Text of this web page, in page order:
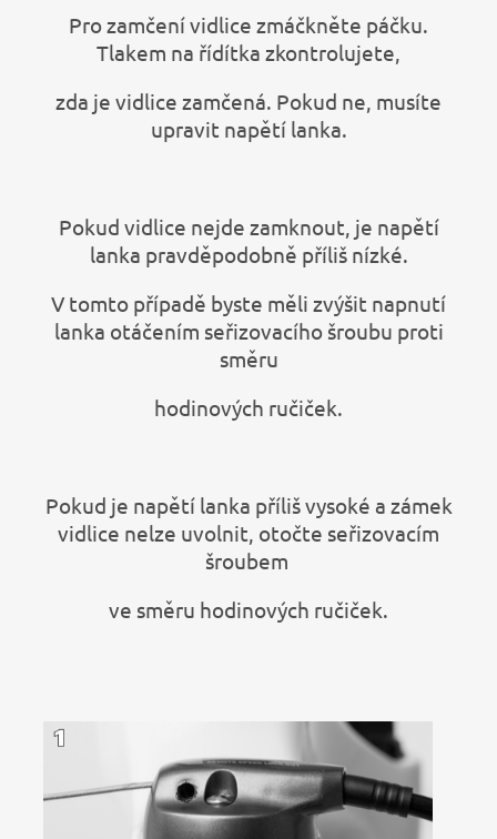
Pro zamčení vidlice zmáčkněte páčku.
Tlakem na řídítka zkontrolujete,
zda je vidlice zamčená. Pokud ne, musíte
upravit napětí lanka.
Pokud vidlice nejde zamknout, je napětí
lanka pravděpodobně příliš nízké.
V tomto případě byste měli zvýšit napnutí
lanka otáčením seřizovacího šroubu proti
směru
hodinových ručiček.
Pokud je napětí lanka příliš vysoké a zámek
vidlice nelze uvolnit, otočte seřizovacím
šroubem
ve směru hodinových ručiček.